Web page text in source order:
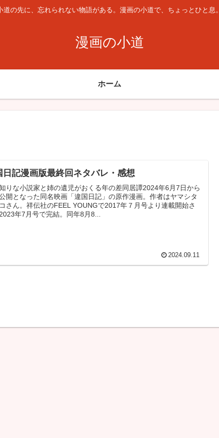
道の先に、忘れられない物語がある。漫画の小道で、ちょっとひと息。
漫画の小道
ホーム
日記漫画版最終回ネタバレ・感想
りな小説家と姉の遺児がおくる年の差同居譚2024年6月7日から
開となった同名映画「違国日記」の原作漫画。作者はヤマシタ
さん。祥伝社のFEEL YOUNGで2017年７月号より連載開始さ
年7月号で完結。同年8月8...
2024.09.11